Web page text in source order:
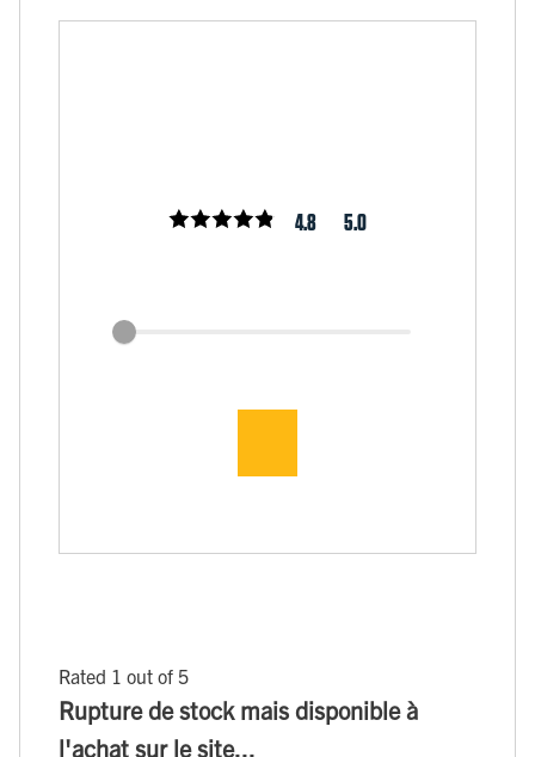
4.8 5.0
Rated 1 out of 5
Rupture de stock mais disponible à
l'achat sur le site...